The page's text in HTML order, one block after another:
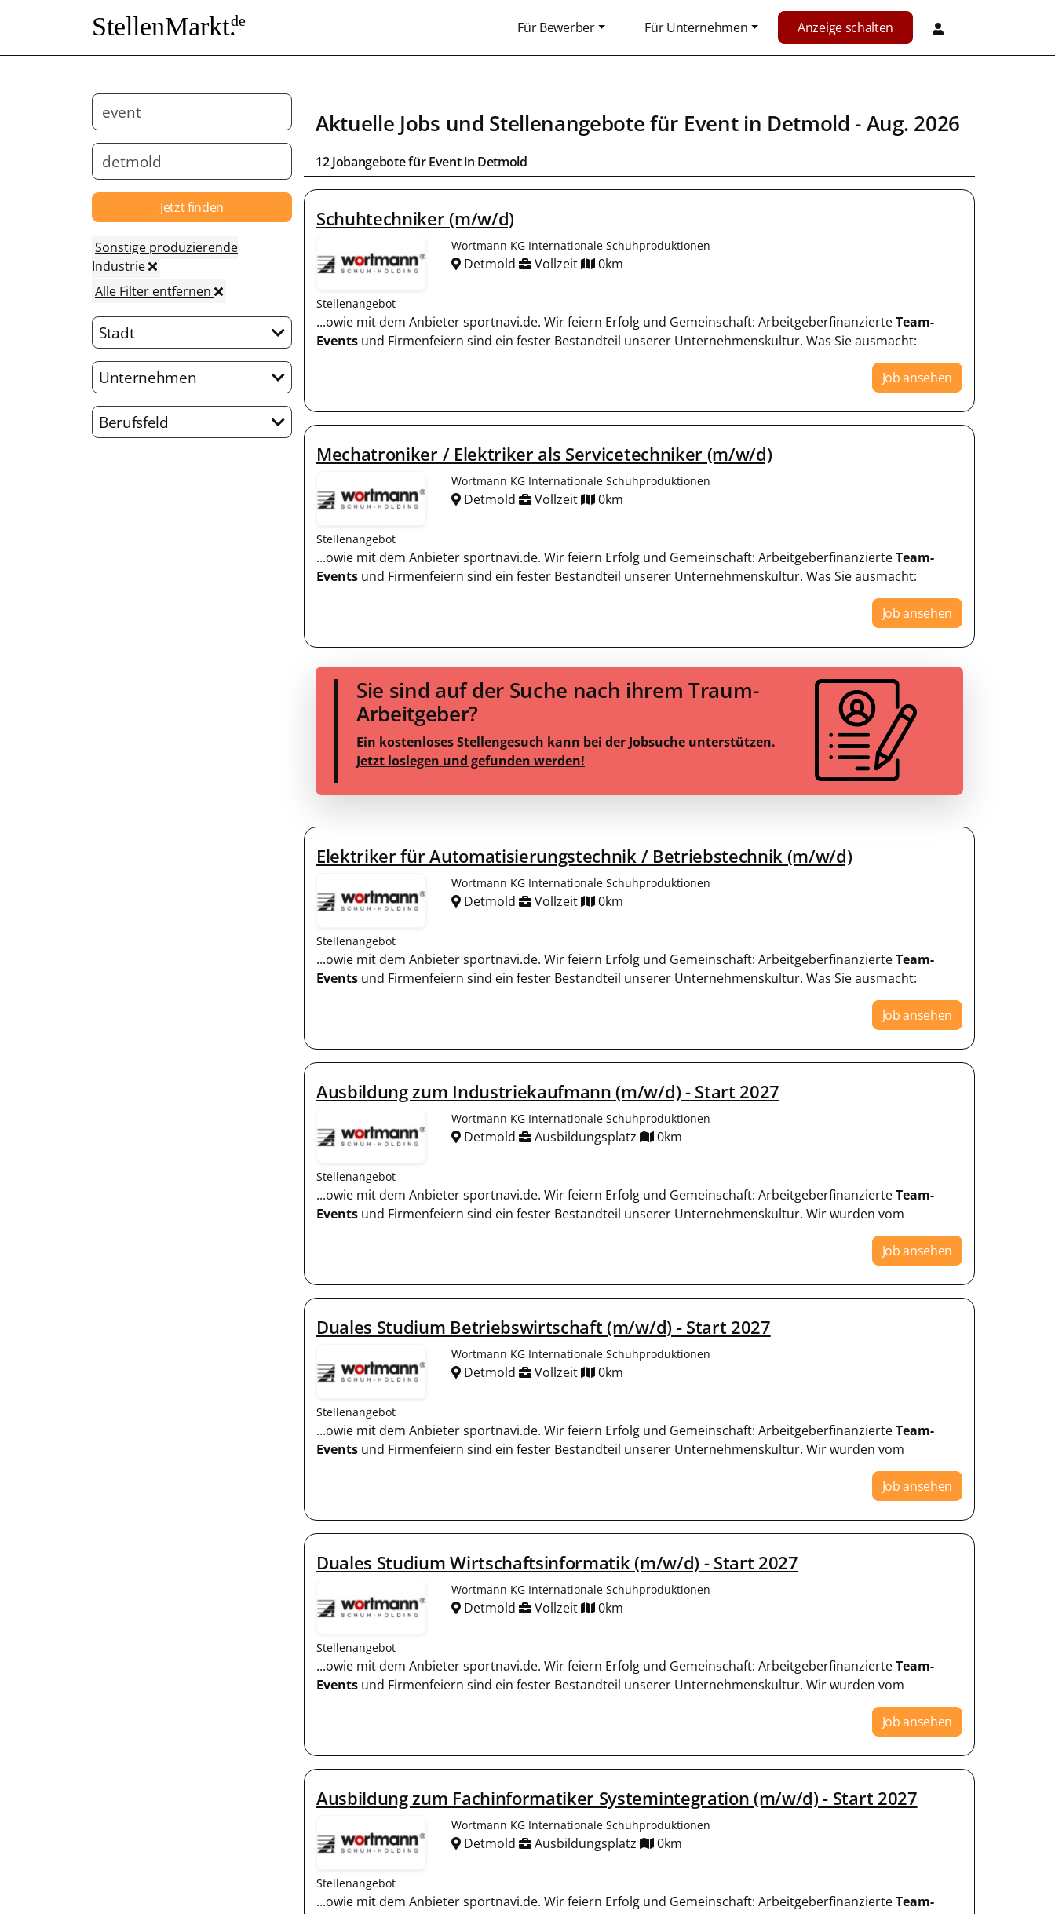
StellenMarkt.de Für Bewerber Für Unternehmen Anzeige schalten
Jetzt finden
Sonstige produzierende
Industrie
Alle Filter entfernen
Stadt
Unternehmen
Berufsfeld
Aktuelle Jobs und Stellenangebote für Eventin Detmold - Aug. 2026
12 Jobangebote fürEventin Detmold
Schuhtechniker (m/w/d)
Wortmann KG Internationale Schuhproduktionen
Detmold Vollzeit 0km
Stellenangebot
...owie mit dem Anbieter sportnavi.de. Wir feiern Erfolg und Gemeinschaft: ArbeitgeberfinanzierteTeam-
Events und Firmenfeiern sind ein fester Bestandteil unserer Unternehmenskultur. Was Sie ausmacht:
Job ansehen
Mechatroniker / Elektriker als Servicetechniker (m/w/d)
Wortmann KG Internationale Schuhproduktionen
Detmold Vollzeit 0km
Stellenangebot
...owie mit dem Anbieter sportnavi.de. Wir feiern Erfolg und Gemeinschaft: ArbeitgeberfinanzierteTeam-
Events und Firmenfeiern sind ein fester Bestandteil unserer Unternehmenskultur. Was Sie ausmacht:
Job ansehen
Sie sind auf der Suche nach ihrem Traum-
Arbeitgeber?
Ein kostenloses Stellengesuch kann bei der Jobsuche unterstützen.
Jetzt loslegen und gefunden werden!
Elektriker für Automatisierungstechnik / Betriebstechnik (m/w/d)
Wortmann KG Internationale Schuhproduktionen
Detmold Vollzeit 0km
Stellenangebot
...owie mit dem Anbieter sportnavi.de. Wir feiern Erfolg und Gemeinschaft: ArbeitgeberfinanzierteTeam-
Events und Firmenfeiern sind ein fester Bestandteil unserer Unternehmenskultur. Was Sie ausmacht:
Job ansehen
Ausbildung zum Industriekaufmann (m/w/d) - Start 2027
Wortmann KG Internationale Schuhproduktionen
Detmold Ausbildungsplatz 0km
Stellenangebot
...owie mit dem Anbieter sportnavi.de. Wir feiern Erfolg und Gemeinschaft: ArbeitgeberfinanzierteTeam-
Events und Firmenfeiern sind ein fester Bestandteil unserer Unternehmenskultur. Wir wurden vom
Job ansehen
Duales Studium Betriebswirtschaft (m/w/d) - Start 2027
Wortmann KG Internationale Schuhproduktionen
Detmold Vollzeit 0km
Stellenangebot
...owie mit dem Anbieter sportnavi.de. Wir feiern Erfolg und Gemeinschaft: ArbeitgeberfinanzierteTeam-
Events und Firmenfeiern sind ein fester Bestandteil unserer Unternehmenskultur. Wir wurden vom
Job ansehen
Duales Studium Wirtschaftsinformatik (m/w/d) - Start 2027
Wortmann KG Internationale Schuhproduktionen
Detmold Vollzeit 0km
Stellenangebot
...owie mit dem Anbieter sportnavi.de. Wir feiern Erfolg und Gemeinschaft: ArbeitgeberfinanzierteTeam-
Events und Firmenfeiern sind ein fester Bestandteil unserer Unternehmenskultur. Wir wurden vom
Job ansehen
Ausbildung zum Fachinformatiker Systemintegration (m/w/d) - Start 2027
Wortmann KG Internationale Schuhproduktionen
Detmold Ausbildungsplatz 0km
Stellenangebot
...owie mit dem Anbieter sportnavi.de. Wir feiern Erfolg und Gemeinschaft: ArbeitgeberfinanzierteTeam-